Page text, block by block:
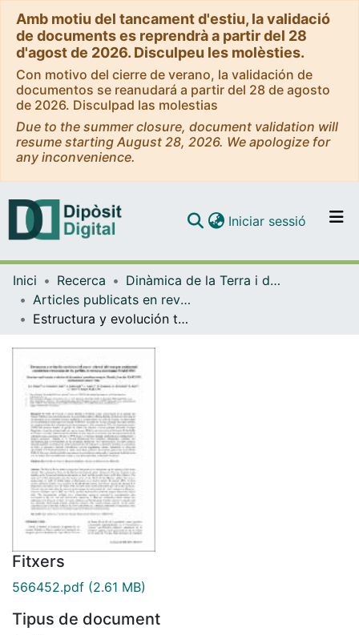
Amb motiu del tancament d'estiu, la validació
de documents es reprendrà a partir del 28
d'agost de 2026. Disculpeu les molèsties.
Con motivo del cierre de verano, la validación de
documentos se reanudará a partir del 28 de agosto
de 2026. Disculpad las molestias
Due to the summer closure, document validation will
resume starting August 28, 2026. We apologize for
any inconvenience.
Navega per tot el DD
Com publicar
Iniciar sessió (current)
Inici Recerca
Dinàmica de la Terra i de l'Oceà
Articles publicats en revistes (Dinàmica de la Terra i l'Oceà)
Estructura y evolución tectónica del sector oriental del margen continental cantábrico: resultados de los perfiles de sísmica multicanal MARCONI
Fitxers
566452.pdf (2.61 MB)
Tipus de document